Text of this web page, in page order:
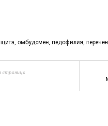
, омбудсмен, педофилия,
страница